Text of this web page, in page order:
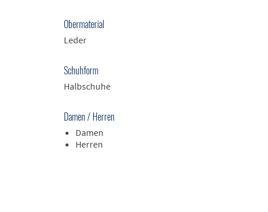
Obermaterial
Leder
Schuhform
Halbschuhe
Damen / Herren
Damen
Herren